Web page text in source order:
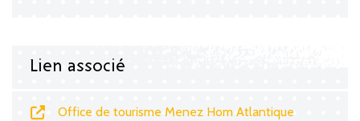
Lien associé
Office de tourisme Menez Hom Atlantique